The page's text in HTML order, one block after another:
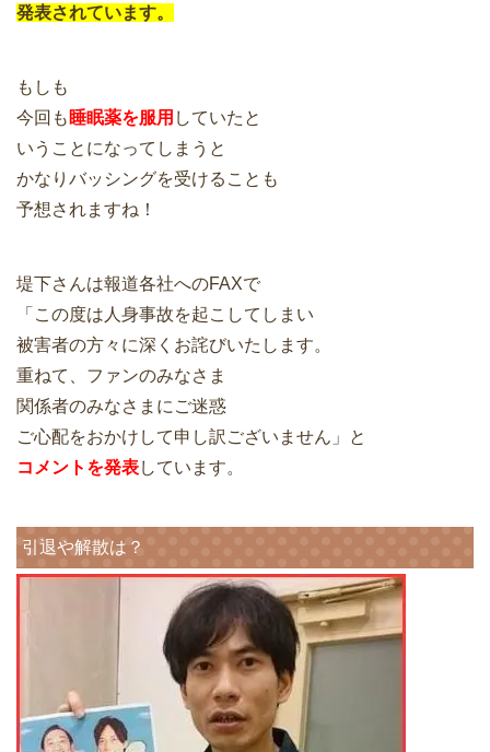
発表されています。
もしも
今回も 睡眠薬を服用 していたと
いうことになってしまうと
かなりバッシングを受けることも
予想されますね！
堤下さんは報道各社へのFAXで
「この度は人身事故を起こしてしまい
被害者の方々に深くお詫びいたします。
重ねて、ファンのみなさま
関係者のみなさまにご迷惑
ご心配をおかけして申し訳ございません」と
コメントを発表しています。
引退や解散は？